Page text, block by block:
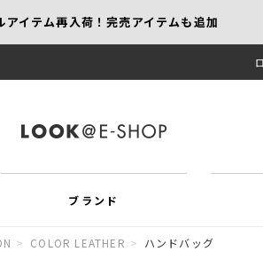
アイテム再入荷！完売アイテムも追加
ブランド
> COLOR LEATHER > ハンドバッグ